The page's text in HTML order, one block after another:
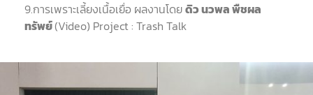
9.การเพราะเลี้ยงเนื้อเยื่อ ผลงานโดยดิวนวพลพืชผล
ทรัพย์(Video) Project : Trash Talk